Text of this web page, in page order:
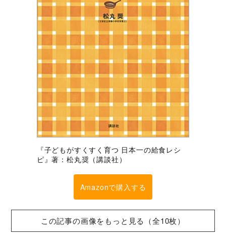
『子どもがすくすく育つ 日本一の給食レシ
ピ』著：松丸奨（講談社）
Amazonで購入する
この記事の画像をもっと見る（全10枚）